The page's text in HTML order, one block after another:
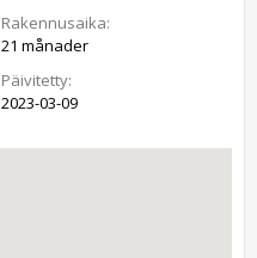
Rakennusaika:
21 månader
Päivitetty:
2023-03-09